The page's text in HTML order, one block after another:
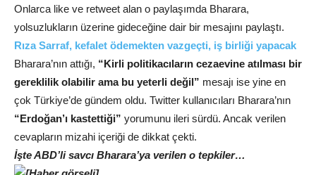
Onlarca like ve retweet alan o paylaşımda Bharara,
yolsuzlukların üzerine gideceğine dair bir mesajını paylaştı.
Rıza Sarraf, kefalet ödemekten vazgeçti, iş birliği yapacak
Bharara’nın attığı, “Kirli politikacıların cezaevine atılması bir
gereklilik olabilir ama bu yeterli değil” mesajı ise yine en
çok Türkiye’de gündem oldu. Twitter kullanıcıları Bharara’nın
“Erdoğan’ı kastettiği” yorumunu ileri sürdü. Ancak verilen
cevapların mizahi içeriği de dikkat çekti.
İşte ABD’li savcı Bharara’ya verilen o tepkiler…